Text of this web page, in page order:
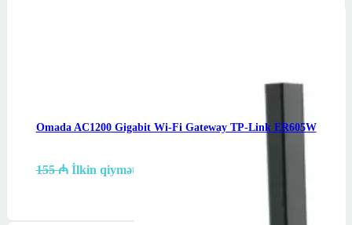
Omada AC1200 Gigabit Wi-Fi Gateway TP-Link ER605W
155₼ İlkin qiymət: 155 ₼.
Cari qiymət: 145 ₼.